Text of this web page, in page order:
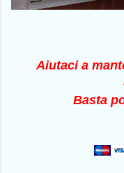
Aiutaci a
Basta